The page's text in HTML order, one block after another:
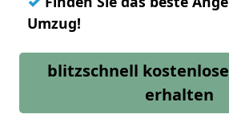
Umzug!
blitzschnell
erhalten